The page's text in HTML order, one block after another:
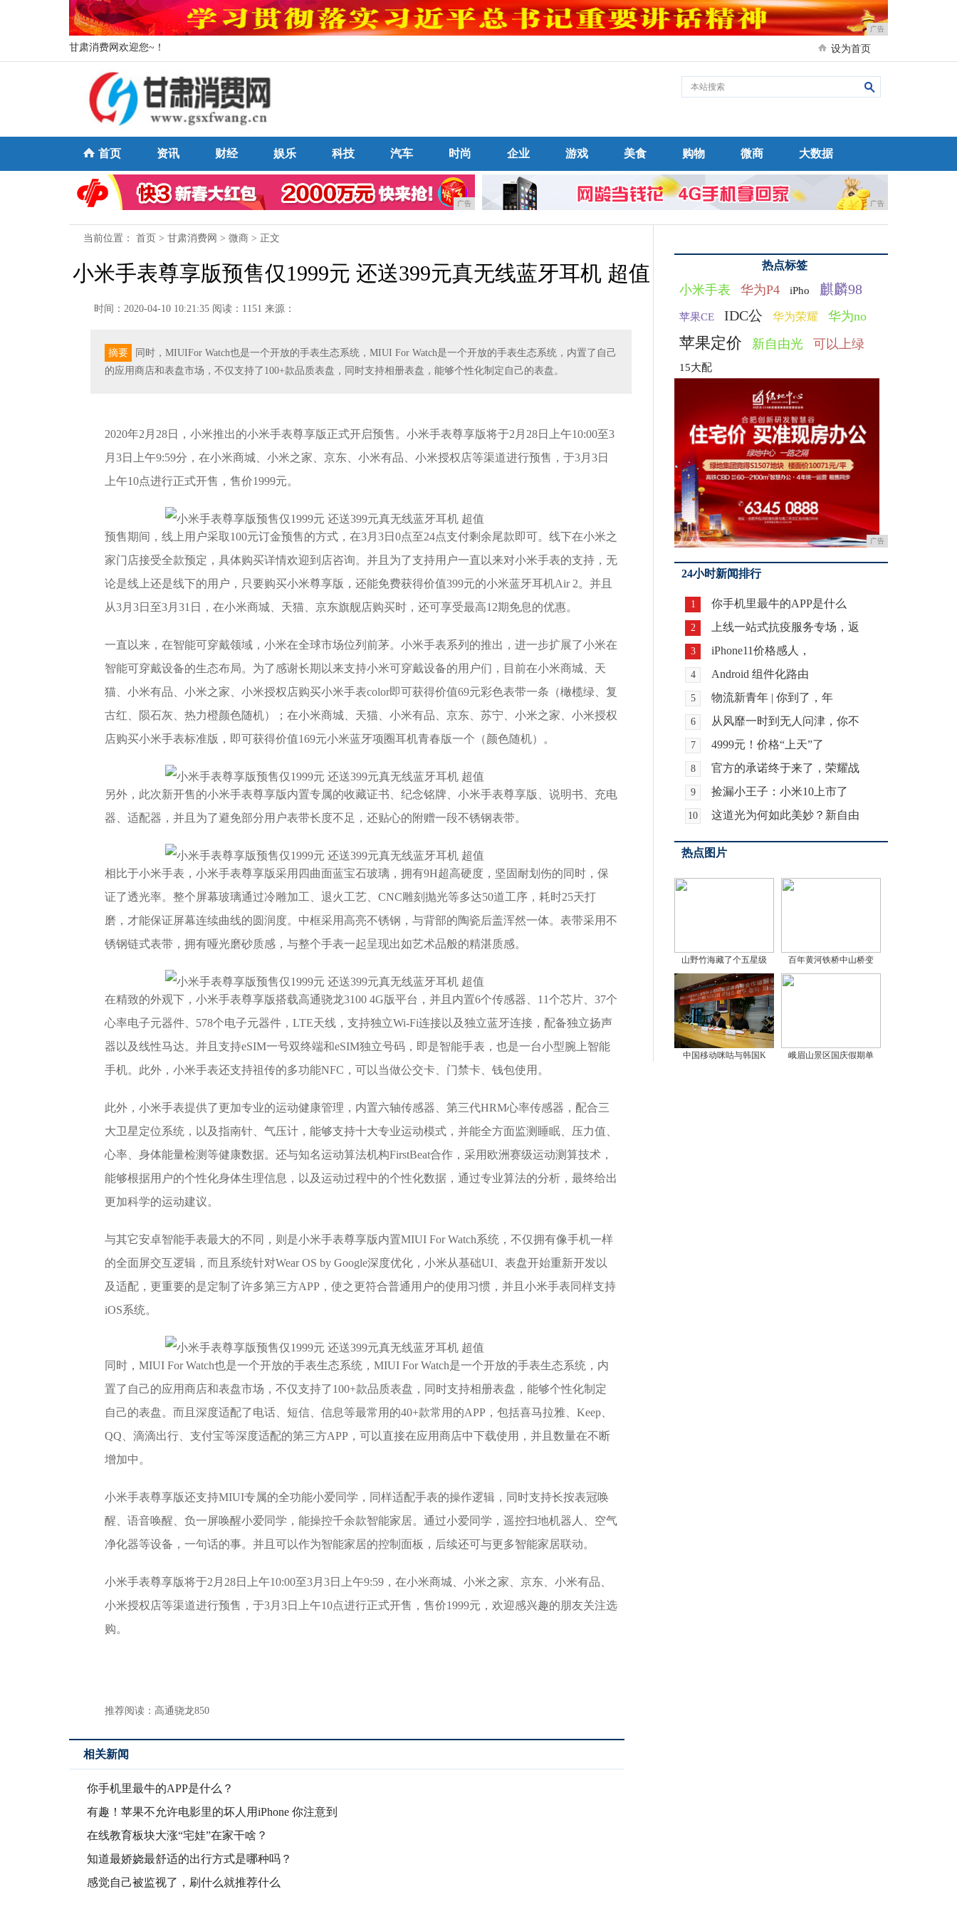
广告
甘肃消费网欢迎您~！ 设为首页
首页 资讯 财经 娱乐 科技 汽车 时尚 企业 游戏 美食 购物 微商 大数据
广告 广告
当前位置： 首页 > 甘肃消费网 > 微商 > 正文
小米手表尊享版预售仅1999元 还送399元真无线蓝牙耳机 超值
时间：2020-04-10 10:21:35 阅读：1151 来源：
摘要
同时，MIUIFor Watch也是一个开放的手表生态系统，MIUI For Watch是一个开放的手表生态系统，内置了自己
的应用商店和表盘市场，不仅支持了100+款品质表盘，同时支持相册表盘，能够个性化制定自己的表盘。
2020年2月28日，小米推出的小米手表尊享版正式开启预售。小米手表尊享版将于2月28日上午10:00至3
月3日上午9:59分，在小米商城、小米之家、京东、小米有品、小米授权店等渠道进行预售，于3月3日
上午10点进行正式开售，售价1999元。
预售期间，线上用户采取100元订金预售的方式，在3月3日0点至24点支付剩余尾款即可。线下在小米之
家门店接受全款预定，具体购买详情欢迎到店咨询。并且为了支持用户一直以来对小米手表的支持，无
论是线上还是线下的用户，只要购买小米尊享版，还能免费获得价值399元的小米蓝牙耳机Air 2。并且
从3月3日至3月31日，在小米商城、天猫、京东旗舰店购买时，还可享受最高12期免息的优惠。
一直以来，在智能可穿戴领域，小米在全球市场位列前茅。小米手表系列的推出，进一步扩展了小米在
智能可穿戴设备的生态布局。为了感谢长期以来支持小米可穿戴设备的用户们，目前在小米商城、天
猫、小米有品、小米之家、小米授权店购买小米手表color即可获得价值69元彩色表带一条（橄榄绿、复
古红、陨石灰、热力橙颜色随机）；在小米商城、天猫、小米有品、京东、苏宁、小米之家、小米授权
店购买小米手表标准版，即可获得价值169元小米蓝牙项圈耳机青春版一个（颜色随机）。
另外，此次新开售的小米手表尊享版内置专属的收藏证书、纪念铭牌、小米手表尊享版、说明书、充电
器、适配器，并且为了避免部分用户表带长度不足，还贴心的附赠一段不锈钢表带。
相比于小米手表，小米手表尊享版采用四曲面蓝宝石玻璃，拥有9H超高硬度，坚固耐划伤的同时，保
证了透光率。整个屏幕玻璃通过冷雕加工、退火工艺、CNC雕刻抛光等多达50道工序，耗时25天打
磨，才能保证屏幕连续曲线的圆润度。中框采用高亮不锈钢，与背部的陶瓷后盖浑然一体。表带采用不
锈钢链式表带，拥有哑光磨砂质感，与整个手表一起呈现出如艺术品般的精湛质感。
在精致的外观下，小米手表尊享版搭载高通骁龙3100 4G版平台，并且内置6个传感器、11个芯片、37个
心率电子元器件、578个电子元器件，LTE天线，支持独立Wi-Fi连接以及独立蓝牙连接，配备独立扬声
器以及线性马达。并且支持eSIM一号双终端和eSIM独立号码，即是智能手表，也是一台小型腕上智能
手机。此外，小米手表还支持祖传的多功能NFC，可以当做公交卡、门禁卡、钱包使用。
此外，小米手表提供了更加专业的运动健康管理，内置六轴传感器、第三代HRM心率传感器，配合三
大卫星定位系统，以及指南针、气压计，能够支持十大专业运动模式，并能全方面监测睡眠、压力值、
心率、身体能量检测等健康数据。还与知名运动算法机构FirstBeat合作，采用欧洲赛级运动测算技术，
能够根据用户的个性化身体生理信息，以及运动过程中的个性化数据，通过专业算法的分析，最终给出
更加科学的运动建议。
与其它安卓智能手表最大的不同，则是小米手表尊享版内置MIUI For Watch系统，不仅拥有像手机一样
的全面屏交互逻辑，而且系统针对Wear OS by Google深度优化，小米从基础UI、表盘开始重新开发以
及适配，更重要的是定制了许多第三方APP，使之更符合普通用户的使用习惯，并且小米手表同样支持
iOS系统。
同时，MIUI For Watch也是一个开放的手表生态系统，MIUI For Watch是一个开放的手表生态系统，内
置了自己的应用商店和表盘市场，不仅支持了100+款品质表盘，同时支持相册表盘，能够个性化制定
自己的表盘。而且深度适配了电话、短信、信息等最常用的40+款常用的APP，包括喜马拉雅、Keep、
QQ、滴滴出行、支付宝等深度适配的第三方APP，可以直接在应用商店中下载使用，并且数量在不断
增加中。
小米手表尊享版还支持MIUI专属的全功能小爱同学，同样适配手表的操作逻辑，同时支持长按表冠唤
醒、语音唤醒、负一屏唤醒小爱同学，能操控千余款智能家居。通过小爱同学，遥控扫地机器人、空气
净化器等设备，一句话的事。并且可以作为智能家居的控制面板，后续还可与更多智能家居联动。
小米手表尊享版将于2月28日上午10:00至3月3日上午9:59，在小米商城、小米之家、京东、小米有品、
小米授权店等渠道进行预售，于3月3日上午10点进行正式开售，售价1999元，欢迎感兴趣的朋友关注选
购。
推荐阅读： 高通骁龙850
相关新闻
你手机里最牛的APP是什么？
有趣！苹果不允许电影里的坏人用iPhone 你注意到
在线教育板块大涨“宅娃”在家干啥？
知道最娇娆最舒适的出行方式是哪种吗？
感觉自己被监视了，刷什么就推荐什么
热点标签
小米手表 华为P4 iPho 麒麟98
苹果CE IDC公 华为荣耀 华为no
苹果定价 新自由光 可以上绿
15大配
广告
24小时新闻排行
1 你手机里最牛的APP是什么
2 上线一站式抗疫服务专场，返
3 iPhone11价格感人，
4 Android 组件化路由
5 物流新青年 | 你到了，年
6 从风靡一时到无人问津，你不
7 4999元！价格“上天”了
8 官方的承诺终于来了，荣耀战
9 捡漏小王子：小米10上市了
10 这道光为何如此美妙？新自由
热点图片
山野竹海藏了个五星级 百年黄河铁桥中山桥变
中国移动咪咕与韩国K 峨眉山景区国庆假期单